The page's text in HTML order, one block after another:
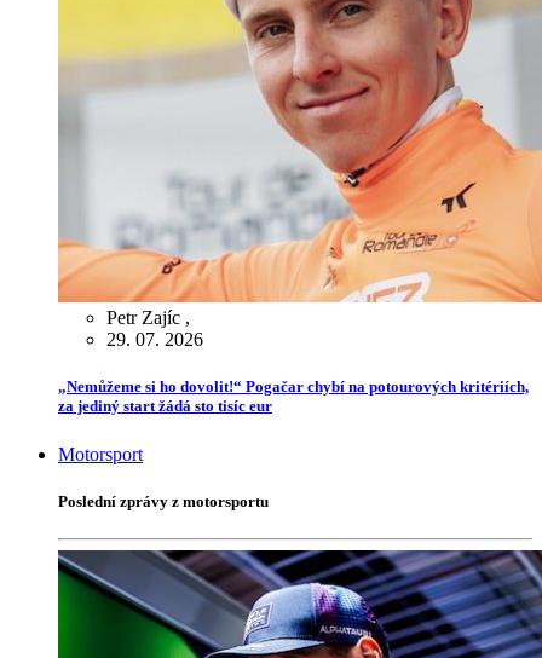
Petr Zajíc ,
29. 07. 2026
„Nemůžeme si ho dovolit!“ Pogačar chybí na potourových kritériích,
za jediný start žádá sto tisíc eur
Motorsport
Poslední zprávy z motorsportu